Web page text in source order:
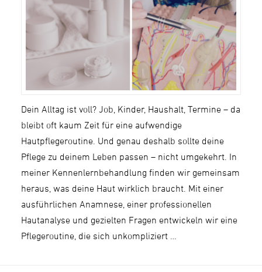
Dein Alltag ist voll? Job, Kinder, Haushalt, Termine – da
bleibt oft kaum Zeit für eine aufwendige
Hautpflegeroutine. Und genau deshalb sollte deine
Pflege zu deinem Leben passen – nicht umgekehrt. In
meiner Kennenlernbehandlung finden wir gemeinsam
heraus, was deine Haut wirklich braucht. Mit einer
ausführlichen Anamnese, einer professionellen
Hautanalyse und gezielten Fragen entwickeln wir eine
Pflegeroutine, die sich unkompliziert …